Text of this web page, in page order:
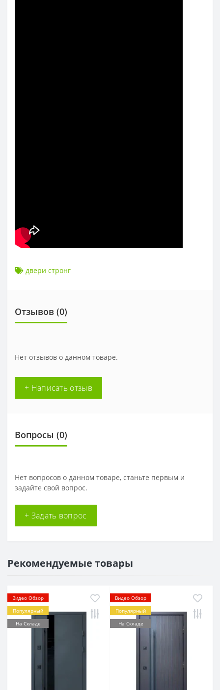
двери стронг
Отзывов (0)
Нет отзывов о данном товаре.
+ Написать отзыв
Вопросы (0)
Нет вопросов о данном товаре, станьте первым и
задайте свой вопрос.
+ Задать вопрос
Рекомендуемые товары
Видео Обзор
Популярный
На Складе
Видео Обзор
Популярный
На Складе